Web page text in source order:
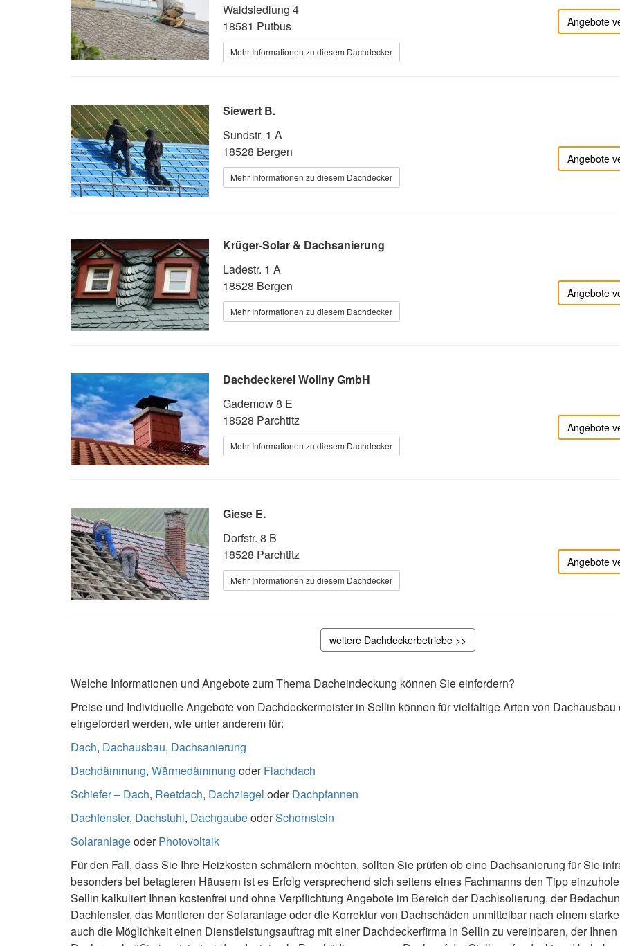
Waldsiedlung 4
18581 Putbus
Mehr Informationen zu diesem Dachdecker
Angebote
Siewert B.
Sundstr. 1 A
18528 Bergen
Mehr Informationen zu diesem Dachdecker
Angebote
Krüger-Solar & Dachsanierung
Ladestr. 1 A
18528 Bergen
Mehr Informationen zu diesem Dachdecker
Angebote
Dachdeckerei Wollny GmbH
Gademow 8 E
18528 Parchtitz
Mehr Informationen zu diesem Dachdecker
Angebote
Giese E.
Dorfstr. 8 B
18528 Parchtitz
Mehr Informationen zu diesem Dachdecker
Angebote
weitere Dachdeckerbetriebe >>
Welche Informationen und Angebote zum Thema Dacheindeckung können Sie einfordern?
Preise und Individuelle Angebote von Dachdeckermeister in Sellin können für vielfältige Arten von Dachausbau
eingefordert werden, wie unter anderem für:
Dach, Dachausbau, Dachsanierung
Dachdämmung, Wärmedämmung oderFlachdach
Schiefer – Dach, Reetdach, Dachziegel oderDachpfannen
Dachfenster, Dachstuhl, DachgaubeoderSchornstein
SolaranlageoderPhotovoltaik
Für den Fall, dass Sie Ihre Heizkosten schmälern möchten, sollten Sie prüfen ob eine Dachsanierung für Sie
besonders bei betagteren Häusern ist es Erfolg versprechend sich seitens eines Fachmanns den Tipp
Sellin kalkuliert Ihnen kostenfrei und ohne Verpflichtung Angebote im Bereich der Dachisolierung, der
Dachfenster, das Montieren der Solaranlage oder die Korrektur von Dachschäden unmittelbar nach einem
auch die Möglichkeit einen Dienstleistungsauftrag mit einer Dachdeckerfirma in Sellin zu vereinbaren, der